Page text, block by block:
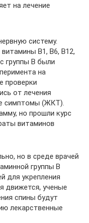
на лечение
систему.
B1, B6, B12,
группы B были
на
проверки
от лечения
симптомы (ЖКТ).
но прошли курс
витаминов
но в среде врачей
группы B
для укрепления
движется, ученые
спины будут
лекарственные